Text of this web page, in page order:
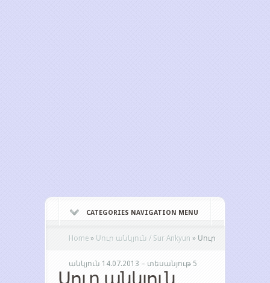
CATEGORIES NAVIGATION MENU
Home » Սուր անկյուն / Sur Ankyun » Սուր
անկյուն 14.07.2013 – տեսանյութ 5
Սուր անկյուն